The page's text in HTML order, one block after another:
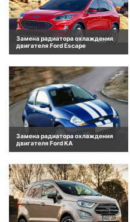
Замена радиатора охлаждения
двигателя Ford Escape
Замена радиатора охлаждения
двигателя Ford KA